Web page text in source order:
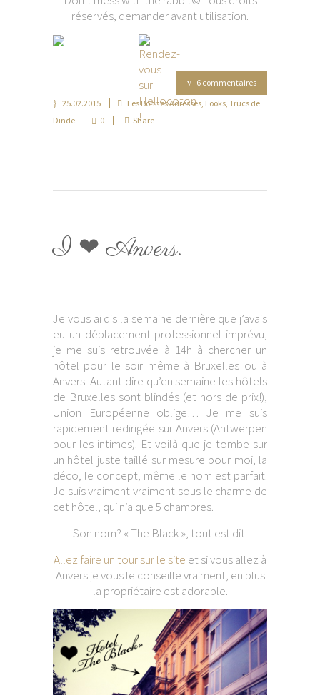
réservés, demander avant utilisation.
6 commentaires
25.02.2015
Les Bonnes Adresses, Looks, Trucs de
Dinde
0 Share
I ❤ Anvers.
Je vous ai dis la semaine dernière que j’avais
eu un déplacement professionnel imprévu,
je me suis retrouvée à 14h à chercher un
hôtel pour le soir même à Bruxelles ou à
Anvers. Autant dire qu’en semaine les hôtels
de Bruxelles sont blindés (et hors de prix!),
Union Européenne oblige… Je me suis
rapidement redirigée sur Anvers (Antwerpen
pour les intimes). Et voilà que je tombe sur
un hôtel juste taillé sur mesure pour moi, la
déco, le concept, même le nom est parfait.
Je suis vraiment vraiment sous le charme de
cet hôtel, qui n’a que 5 chambres.
Son nom? « The Black », tout est dit.
Allez faire un tour sur le site et si vous allez à
Anvers je vous le conseille vraiment, en plus
la propriétaire est adorable.